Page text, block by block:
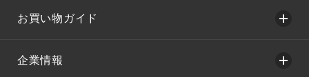
お買い物ガイド
企業情報